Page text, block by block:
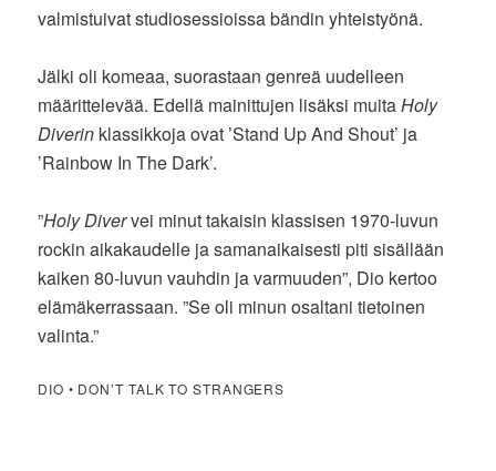
valmistuivat studiosessioissa bändin yhteistyönä.
Jälki oli komeaa, suorastaan genreä uudelleen
määrittelevää. Edellä mainittujen lisäksi muitaHoly
Diverin klassikkoja ovat ’Stand Up And Shout’ ja
’Rainbow In The Dark’.
”Holy Divervei minut takaisin klassisen 1970-luvun
rockin aikakaudelle ja samanaikaisesti piti sisällään
kaiken 80-luvun vauhdin ja varmuuden”, Dio kertoo
elämäkerrassaan. ”Se oli minun osaltani tietoinen
valinta.”
DIO • DON’T TALK TO STRANGERS